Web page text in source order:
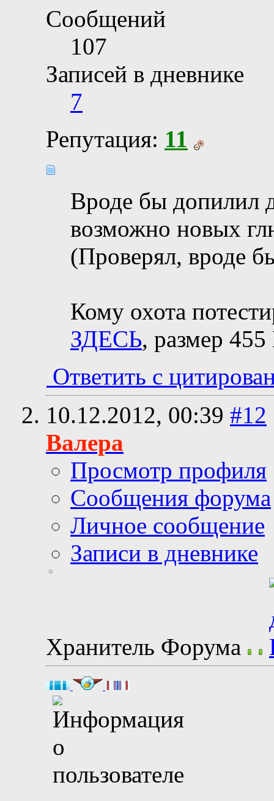
Сообщений
107
Записей в дневнике
7
Репутация: 11
Вроде бы допилил
возможно новых
(Проверял, вроде
Кому охота
ЗДЕСЬ, размер
Ответить с
10.12.2012, 00:39 #12
Валера
Просмотр профиля
Сообщения форума
Личное сообщение
Записи в дневнике
Хранитель Форума